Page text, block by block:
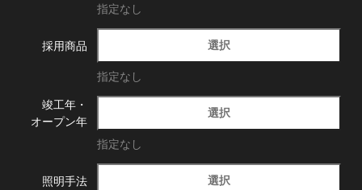
指定なし
採用商品 選択
指定なし
竣工年・
オープン年
選択
指定なし
照明手法 選択